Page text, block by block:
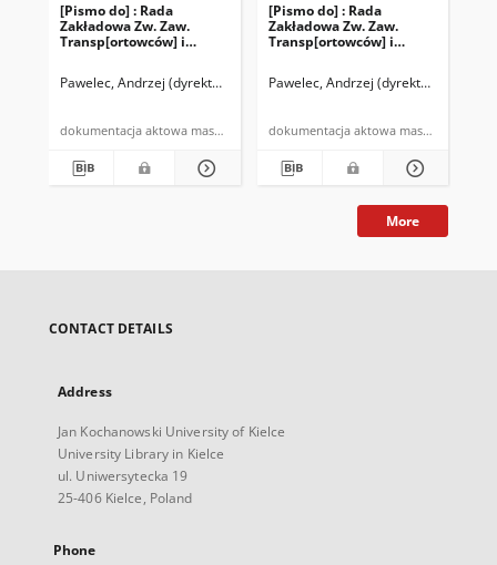
[Pismo do] : Rada
Zakładowa Zw. Zaw.
Transp[ortowców] i
Szczukowskich k/Kielc
Pawelec, Andrzej (dyrektor Rejonu Budowy Dróg Kielce)
dokumentacja aktowa maszynopis
[Pismo do] : Rada
Zakładowa Zw. Zaw.
Transp[ortowców] i
Szczukowskich k/Kielc
Pawelec, Andrzej (dyrektor Rejonu
dokumentacja aktowa maszynopis
More
CONTACT DETAILS
Address
Jan Kochanowski University of Kielce
University Library in Kielce
ul. Uniwersytecka 19
25-406 Kielce, Poland
Phone